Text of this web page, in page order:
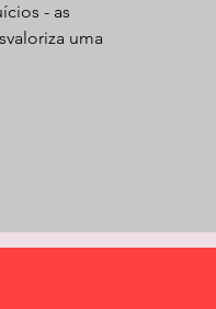
- as
uma